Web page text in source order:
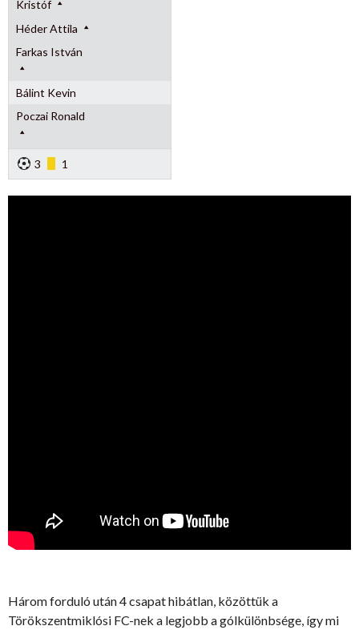
Kristóf
Héder Attila
Farkas István
Bálint Kevin
Poczai Ronald
3 1
Három forduló után 4 csapat hibátlan, közöttük a
Törökszentmiklósi FC-nek a legjobb a gólkülönbsége, így mi